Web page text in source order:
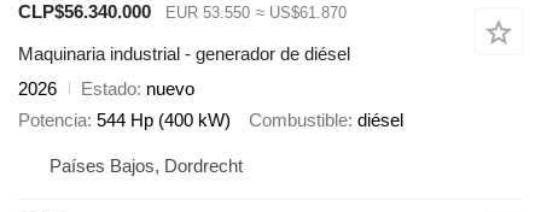
CLP$56.340.000 EUR 53.550 ≈ US$61.870
Maquinaria industrial - generador de diésel
2026
Estado nuevo
Potencia 544 Hp (400 kW) Combustible diésel
Países Bajos, Dordrecht